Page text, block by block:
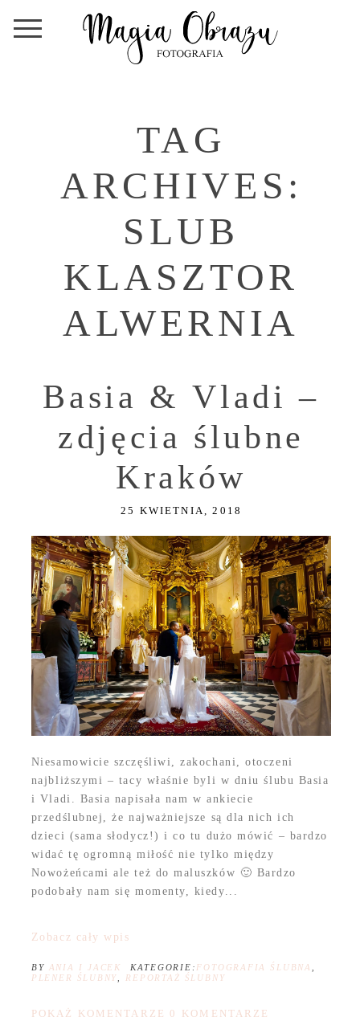
TAG
ARCHIVES:
SLUB
KLASZTOR
ALWERNIA
Basia & Vladi –
zdjęcia ślubne
Kraków
25 KWIETNIA, 2018
Niesamowicie szczęśliwi, zakochani, otoczeni
najbliższymi – tacy właśnie byli w dniu ślubu Basia
i Vladi. Basia napisała nam w ankiecie
przedślubnej, że najważniejsze są dla nich ich
dzieci (sama słodycz!) i co tu dużo mówić – bardzo
widać tę ogromną miłość nie tylko między
Nowożeńcami ale też do maluszków 🙂 Bardzo
podobały nam się momenty, kiedy...
Zobacz cały wpis
BY ANIA I JACEK KATEGORIE: FOTOGRAFIA ŚLUBNA
PLENER ŚLUBNY
REPORTAŻ ŚLUBNY
POKAŻ KOMENTARZE 0 KOMENTARZE